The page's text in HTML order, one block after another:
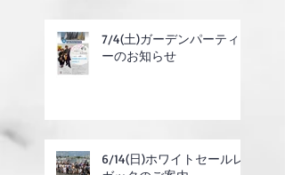
7/4(土)ガーデンパーティ
ーのお知らせ
6/14(日)ホワイトセールレ